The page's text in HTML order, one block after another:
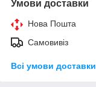
Умови доставки
Нова Пошта
Самовивіз
Всі умови доставки